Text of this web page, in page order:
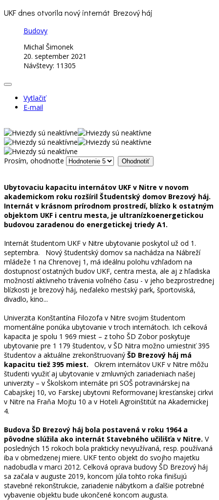
UKF dnes otvorila nový internát Brezový háj
Budovy
Michal Šimonek
20. september 2021
Návštevy: 11305
Vytlačiť
E-mail
Prosím, ohodnoťte
Ubytovaciu kapacitu internátov UKF v Nitre v novom
akademickom roku rozšíril Študentský domov Brezový háj.
Internát v krásnom prírodnom prostredí, blízko k ostatným
objektom UKF i centru mesta, je ultranízkoenergetickou
budovou zaradenou do energetickej triedy A1.
Internát študentom UKF v Nitre ubytovanie poskytol už od 1.
septembra. Nový študentský domov sa nachádza na Nábreží
mládeže 1 na Chrenovej 1, má ideálnu polohu vzhľadom na
dostupnosť ostatných budov UKF, centra mesta, ale aj z hľadiska
možností aktívneho trávenia voľného času - v jeho bezprostrednej
blízkosti je brezový háj, neďaleko mestský park, športoviská,
divadlo, kino...
Univerzita Konštantína Filozofa v Nitre svojim študentom
momentálne ponúka ubytovanie v troch internátoch. Ich celková
kapacita je spolu 1 969 miest – z toho ŠD Zobor poskytuje
ubytovanie pre 1 179 študentov, v ŠD Nitra možno umiestniť 395
študentov a aktuálne zrekonštruovaný ŠD Brezový háj má
kapacitu tiež 395 miest. Okrem internátov UKF v Nitre môžu
študenti využiť aj ubytovanie v zmluvných zariadeniach našej
univerzity – v Školskom internáte pri SOŠ potravinárskej na
Cabajskej 10, vo Farskej ubytovni Reformovanej kresťanskej cirkvi
v Nitre na Fraňa Mojtu 10 a v Hoteli Agroinštitút na Akademickej
4.
Budova ŠD Brezový háj bola postavená v roku 1964 a
pôvodne slúžila ako internát Stavebného učilišťa v Nitre. V
posledných 15 rokoch bola prakticky nevyužívaná, resp. používaná
iba v obmedzenej miere. UKF tento objekt do svojho majetku
nadobudla v marci 2012. Celková oprava budovy ŠD Brezový háj
sa začala v auguste 2019, koncom júla tohto roka finišujú
stavebné rekonštrukcie, zariadenie nábytkom a ďalšie potrebné
vybavenie objektu bude ukončené koncom augusta.